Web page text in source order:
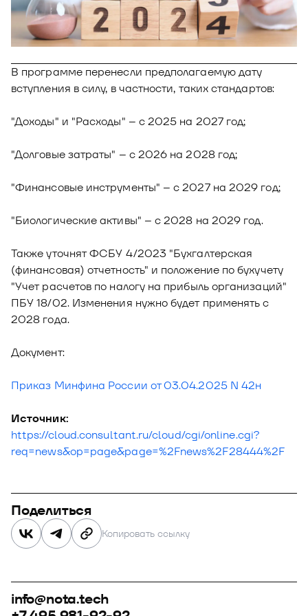
Новости
Блог
Видео и аудио
Документы
Юнион - решение для автоматизации
рекрутмента
О решении
Кейсы клиентов
Калькулятор выгоды
Новости и публикации
Пилотный проект
Оазис - платформа для автоматизации
управления рисками
В программе перенесли предполагаемую дату
вступления в силу, в частности, таких стандартов:
"Доходы" и "Расходы" – с 2025 на 2027 год;
"Долговые затраты" – с 2026 на 2028 год;
"Финансовые инструменты" – с 2027 на 2029 год;
"Биологические активы" – с 2028 на 2029 год.
Также уточнят ФСБУ 4/2023 "Бухгалтерская
(финансовая) отчетность" и положение по бухучету
"Учет расчетов по налогу на прибыль организаций"
ПБУ 18/02. Изменения нужно будет применять с
2028 года.
Документ:
Приказ Минфина России от 03.04.2025 N 42н
Источник:
https://cloud.consultant.ru/cloud/cgi/online.cgi?
req=news&op=page&page=%2Fnews%2F28444%2F
Поделиться
Копировать ссылку
info@nota.tech